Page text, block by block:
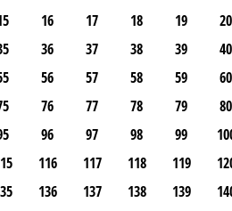
16 17 18 19 20
36 37 38 39 40
56 57 58 59 60
76 77 78 79 80
96 97 98 99
116 117 118 119
136 137 138 139